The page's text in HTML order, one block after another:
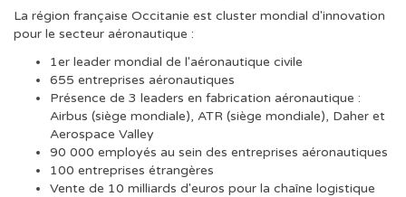
La région française Occitanie est cluster mondial d'innovation
pour le secteur aéronautique :
1er leader mondial de l'aéronautique civile
655 entreprises aéronautiques
Présence de 3 leaders en fabrication aéronautique :
Airbus (siège mondiale), ATR (siège mondiale), Daher et
Aerospace Valley
90 000 employés au sein des entreprises aéronautiques
100 entreprises étrangères
Vente de 10 milliards d'euros pour la chaîne logistique